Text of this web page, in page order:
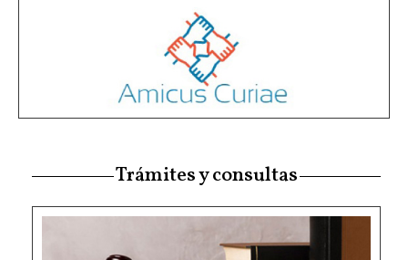
Trámites y consultas